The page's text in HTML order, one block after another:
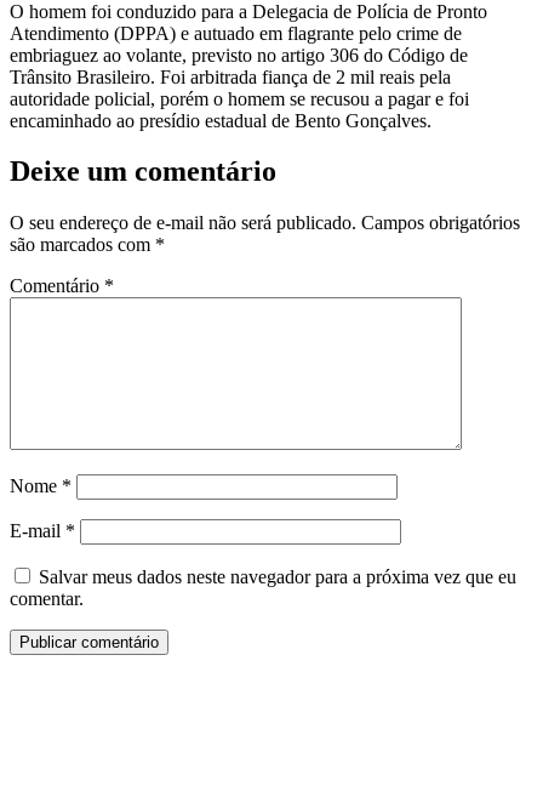
O homem foi conduzido para a Delegacia de Polícia de Pronto
Atendimento (DPPA) e autuado em flagrante pelo crime de
embriaguez ao volante, previsto no artigo 306 do Código de
Trânsito Brasileiro. Foi arbitrada fiança de 2 mil reais pela
autoridade policial, porém o homem se recusou a pagar e foi
encaminhado ao presídio estadual de Bento Gonçalves.
Deixe um comentário
O seu endereço de e-mail não será publicado. Campos obrigatórios
são marcados com *
Comentário *
Nome *
E-mail *
Salvar meus dados neste navegador para a próxima vez que eu
comentar.